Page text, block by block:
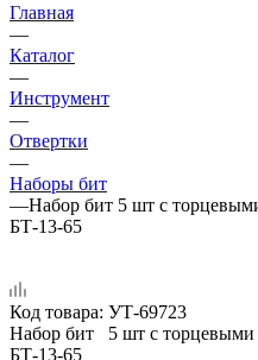
Главная
—
Каталог
—
Инструмент
—
Отвертки
—
Наборы бит
—Набор бит 5 шт с
БТ-13-65
Код товара: УТ-69723
Набор бит 5 шт с торцевыми
БТ-13-65